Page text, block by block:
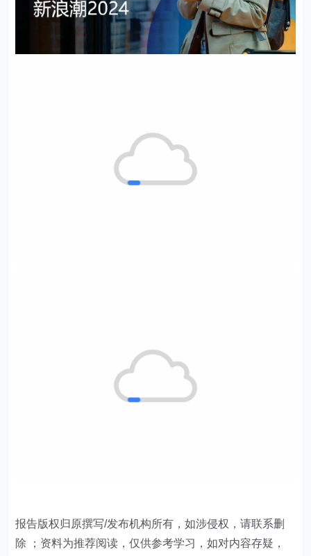
报告版权归原撰写/发布机构所有，如涉侵权，请联系删
除 ；资料为推荐阅读，仅供参考学习，如对内容存疑，